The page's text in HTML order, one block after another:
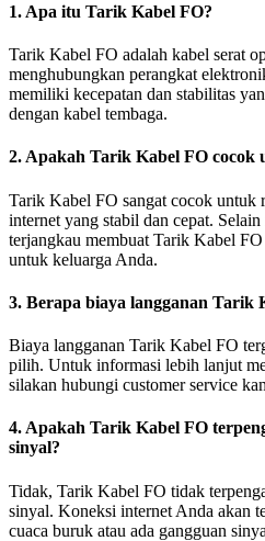
1. Apa itu Tarik Kabel FO?
Tarik Kabel FO adalah kabel serat
menghubungkan perangkat
memiliki kecepatan dan stabilitas
dengan kabel tembaga.
2. Apakah Tarik Kabel FO cocok
Tarik Kabel FO sangat cocok untuk
internet yang stabil dan cepat.
terjangkau membuat Tarik Kabel
untuk keluarga Anda.
3. Berapa biaya langganan Tarik
Biaya langganan Tarik Kabel FO
pilih. Untuk informasi lebih lanjut
silakan hubungi customer service
4. Apakah Tarik Kabel FO
sinyal?
Tidak, Tarik Kabel FO tidak
sinyal. Koneksi internet Anda akan
cuaca buruk atau ada gangguan